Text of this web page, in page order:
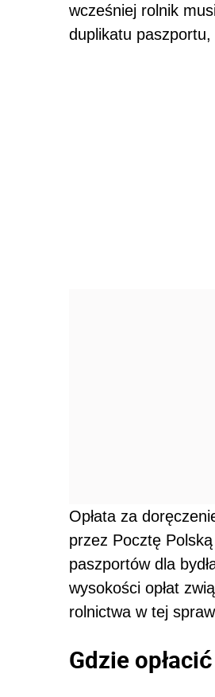
wcześniej rolnik
duplikatu paszportu,
Opłata za
przez Pocztę
paszportów dla
wysokości opłat
rolnictwa w tej
Gdzie